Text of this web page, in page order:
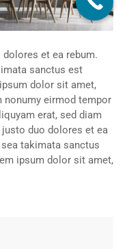
et ea rebum.
sanctus est
dolor sit amet,
nonumy eirmod tempor
erat, sed diam
duo dolores et ea
takimata sanctus
ipsum dolor sit amet,